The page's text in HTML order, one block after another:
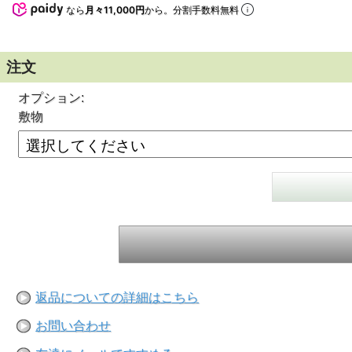
なら 月々11,000円から。分割手数料無料
注文
オプション:
敷物
返品についての詳細はこちら
お問い合わせ